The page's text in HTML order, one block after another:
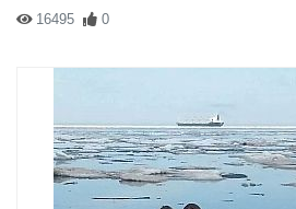
16495 0